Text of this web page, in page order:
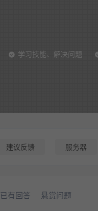
学习技能、解决问题
建议反馈 服务器
已有回答 悬赏问题